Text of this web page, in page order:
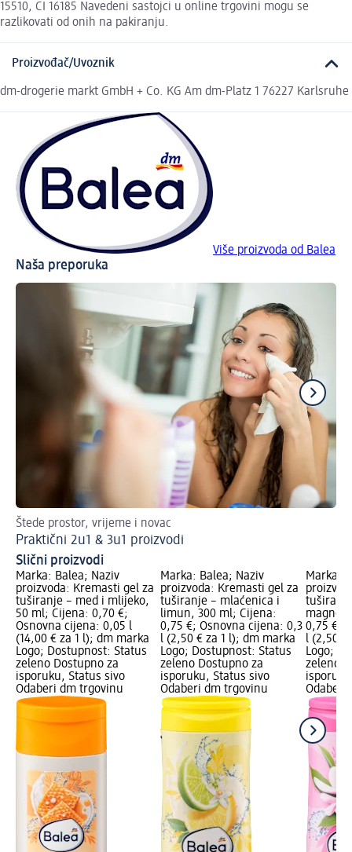
15510, CI 16185 Navedeni sastojci u online trgovini mogu se
razlikovati od onih na pakiranju.
Proizvođač/Uvoznik
dm-drogerie markt GmbH + Co. KG Am dm-Platz 1 76227 Karlsruhe
Više proizvoda od Balea
Naša preporuka
Štede prostor, vrijeme i novac
Praktični 2u1 & 3u1 proizvodi
Slični proizvodi
Marka: Balea; Naziv
proizvoda: Kremasti gel za
tuširanje – med i mlijeko,
50 ml; Cijena: 0,70 €;
Osnovna cijena: 0,05 l
(14,00 € za 1 l); dm marka
Logo; Dostupnost: Status
zeleno Dostupno za
isporuku, Status sivo
Odaberi dm trgovinu
Marka: Balea; Naziv
proizvoda: Kremasti gel za
tuširanje – mlaćenica i
limun, 300 ml; Cijena:
0,75 €; Osnovna cijena: 0,3
l (2,50 € za 1 l); dm marka
Logo; Dostupnost: Status
zeleno Dostupno za
isporuku, Status sivo
Odaberi dm trgovinu
Marka:
0,75 €;
l (2,50 €
Logo;
zeleno
Odaberi